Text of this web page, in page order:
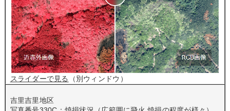
スライダーで見る （別ウィンドウ）
吉里吉里地区